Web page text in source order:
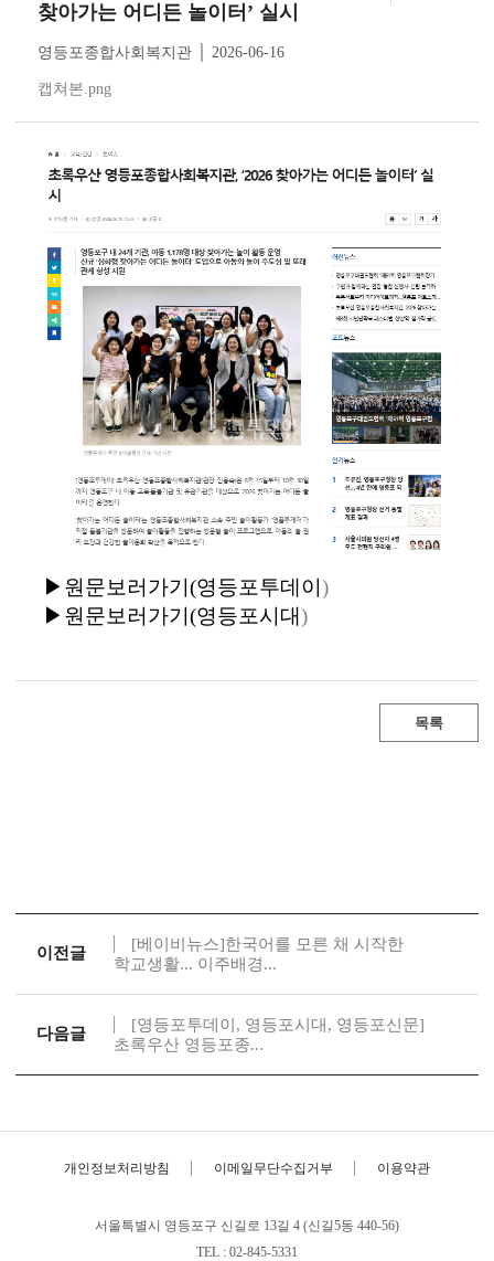
찾아가는 어디든 놀이터’ 실시
영등포종합사회복지관 │ 2026-06-16
캡쳐본.png
▶ 원문보러가기 (영등포투데이 )
▶ 원문보러가기 (영등포시 대)
목록
이전글
[베이비뉴스]한국어를 모른 채 시작한
학교생활... 이주배경...
다음글
[영등포투데이, 영등포시대, 영등포신문]
초록우산 영등포종...
개인정보처리방침 이메일무단수집거부 이용약관
서울특별시 영등포구 신길로 13길 4 (신길5동 440-56)
TEL : 02-845-5331